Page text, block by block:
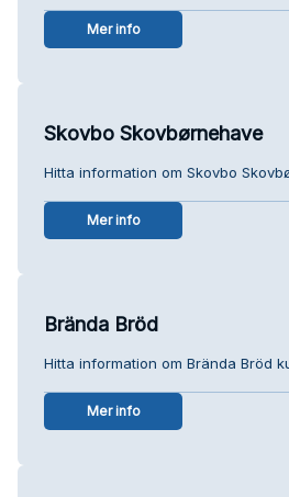
Mer info
Skovbo Skovbørnehave
Hitta information om Skovbo
Mer info
Brända Bröd
Hitta information om Brända Bröd
Mer info